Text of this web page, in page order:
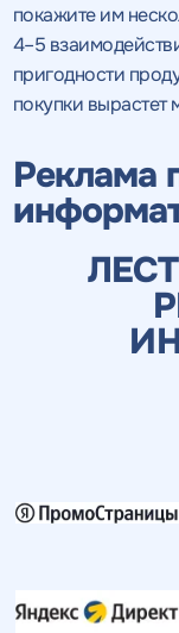
покажите им
4–5
пригодности
покупки вырастет
Реклама